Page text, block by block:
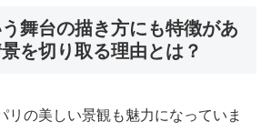
舞台の描き方にも特徴があ
を切り取る理由とは？
リの美しい景観も魅力になっていま